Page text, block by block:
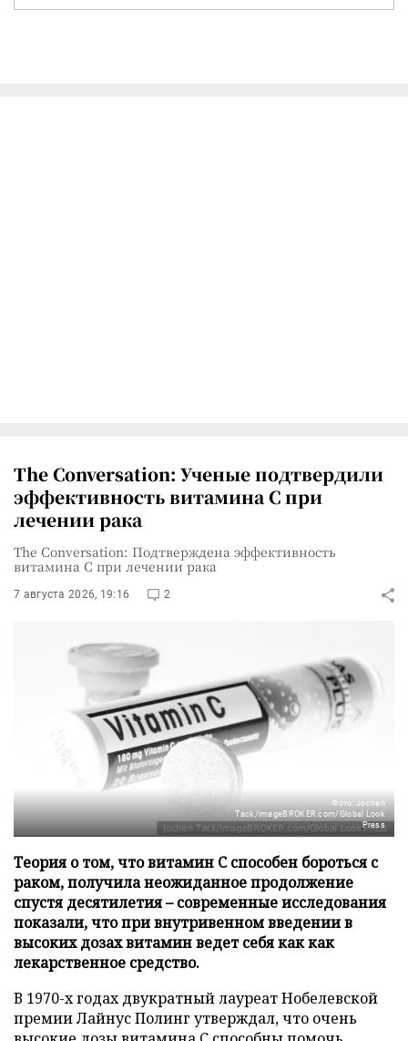
The Conversation: Ученые подтвердили
эффективность витамина C при
лечении рака
The Conversation: Подтверждена эффективность
витамина C при лечении рака
7 августа 2026, 19:16 2
Фото: Jochen
Tack/imageBROKER.com/Global Look
Press
Теория о том, что витамин C способен бороться с
раком, получила неожиданное продолжение
спустя десятилетия – современные исследования
показали, что при внутривенном введении в
высоких дозах витамин ведет себя как как
лекарственное средство.
В 1970-х годах двукратный лауреат Нобелевской
премии Лайнус Полинг утверждал, что очень